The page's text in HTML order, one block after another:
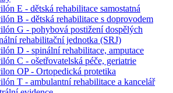
E - dětská rehabilitace samostatná
B - dětská rehabilitace s doprovodem
G - pohybová postižení dospělých
rehabilitační jednotka (SRJ)
D - spinální rehabilitace, amputace
C - ošetřovatelská péče, geriatrie
OP - Ortopedická protetika
T - ambulantní rehabilitace a kancelář